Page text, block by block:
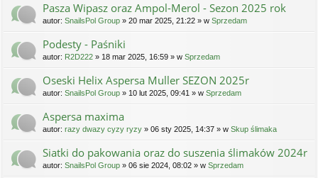
Pasza Wipasz oraz Ampol-Merol - Sezon 2025 rok
autor: SnailsPol Group » 20 mar 2025, 21:22 » w Sprzedam
Podesty - Paśniki
autor: R2D222 » 18 mar 2025, 16:59 » w Sprzedam
Oseski Helix Aspersa Muller SEZON 2025r
autor: SnailsPol Group » 10 lut 2025, 09:41 » w Sprzedam
Aspersa maxima
autor: razy dwazy cyzy ryzy » 06 sty 2025, 14:37 » w Skup ślimaka
Siatki do pakowania oraz do suszenia ślimaków 2024r
autor: SnailsPol Group » 06 sie 2024, 08:02 » w Sprzedam